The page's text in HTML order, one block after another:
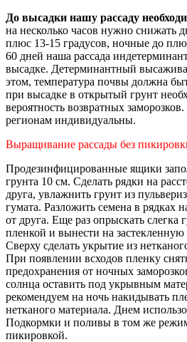
До высадки нашу рассаду
на несколько часов нужно снижать
плюс 13-15 градусов, ночные до
60 дней наша рассада
высадке. Детерминантный
этом, температура почвы должна
при высадке в открытый грунт
вероятность возвратных
регионам индивидуальны.
Выращивание рассады без
Продезинфицированные ящики
грунта 10 см. Сделать рядки на
друга, увлажнить грунт из
гумата. Разложить семена в рядках
от друга. Еще раз опрыскать
пленкой и вынести на
Сверху сделать укрытие из
При появлении всходов пленку
предохранения от ночных
солнца оставить под укрывным
рекомендуем на ночь накидывать
нетканого материала. Днем
Подкормки и поливы в том же
пикировкой.